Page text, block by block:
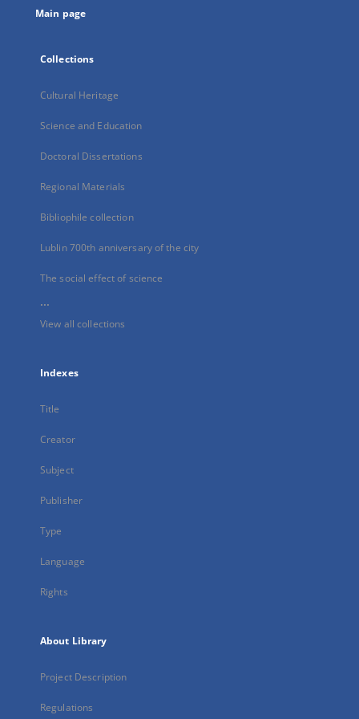
Main page
Collections
Cultural Heritage
Science and Education
Doctoral Dissertations
Regional Materials
Bibliophile collection
Lublin 700th anniversary of the city
The social effect of science
...
View all collections
Indexes
Title
Creator
Subject
Publisher
Type
Language
Rights
About Library
Project Description
Regulations